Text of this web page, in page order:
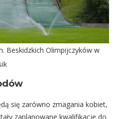
Beskidzkich Olimpijczyków w
się zarówno zmagania kobiet,
zaplanowane kwalifikacje do